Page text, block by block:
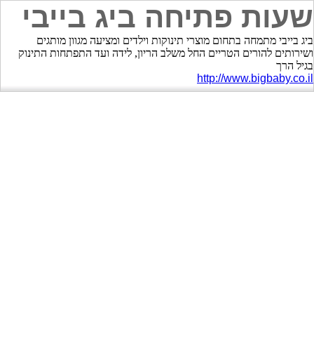
שעות פתיחה ביג בייבי
ביג בייבי מתמחה בתחום מוצרי תינוקות וילדים ומציעה מגוון מותגים
ושירותים להורים הטריים החל משלב הריון, לידה ועד התפתחות התינוק
בגיל הרך
http://www.bigbaby.co.il